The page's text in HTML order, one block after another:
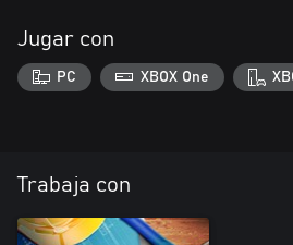
Jugar con
PC XBOX One
Trabaja con